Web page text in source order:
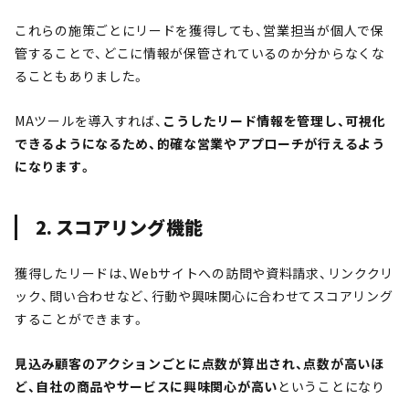
これらの施策ごとにリードを獲得しても、営業担当が個人で保
管することで、どこに情報が保管されているのか分からなくな
ることもありました。
MAツールを導入すれば、 こうしたリード情報を管理し、可視化
できるようになるため、的確な営業やアプローチが行えるよう
になります。
2. スコアリング機能
獲得したリードは、Webサイトへの訪問や資料請求、リンククリ
ック、問い合わせなど、行動や興味関心に合わせてスコアリング
することができます。
見込み顧客のアクションごとに点数が算出され、点数が高いほ
ど、自社の商品やサービスに興味関心が高いということになり